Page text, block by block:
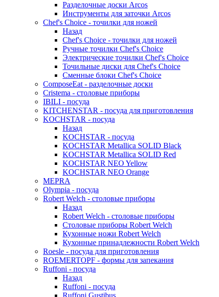
Разделочные доски Arcos
Инструменты для заточки Arcos
Chef's Choice - точилки для ножей
Назад
Chef's Choice - точилки для ножей
Ручные точилки Chef's Choice
Электрические точилки Chef's Choice
Точильные диски для Chef's Choice
Сменные блоки Chef's Choice
ComposeEat - разделочные доски
Cristema - столовые приборы
IBILI - посуда
KITCHENSTAR - посуда для приготовления
KOCHSTAR - посуда
Назад
KOCHSTAR - посуда
KOCHSTAR Metallica SOLID Black
KOCHSTAR Metallica SOLID Red
KOCHSTAR NEO Yellow
KOCHSTAR NEO Orange
MEPRA
Olympia - посуда
Robert Welch - столовые приборы
Назад
Robert Welch - столовые приборы
Столовые приборы Robert Welch
Кухонные ножи Robert Welch
Кухонные принадлежности Robert Welch
Roesle - посуда для приготовления
ROEMERTOPF - формы для запекания
Ruffoni - посуда
Назад
Ruffoni - посуда
Ruffoni Gustibus